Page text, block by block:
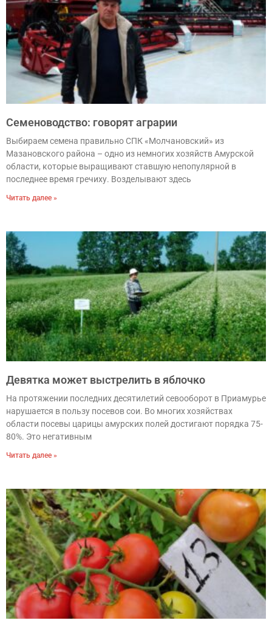
Семеноводство: говорят аграрии
Выбираем семена правильно СПК «Молчановский» из
Мазановского района – одно из немногих хозяйств Амурской
области, которые выращивают ставшую непопулярной в
последнее время гречиху. Возделывают здесь
Читать далее »
Девятка может выстрелить в яблочко
На протяжении последних десятилетий севооборот в Приамурье
нарушается в пользу посевов сои. Во многих хозяйствах
области посевы царицы амурских полей достигают порядка 75-
80%. Это негативным
Читать далее »